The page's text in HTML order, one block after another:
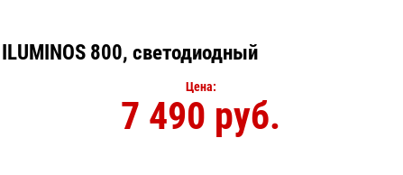
800, светодиодный
Цена:
7 490 руб.